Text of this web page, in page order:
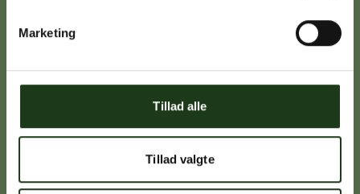
Marketing
Tillad alle
Tillad valgte
Michael Ørskov
Holbæk